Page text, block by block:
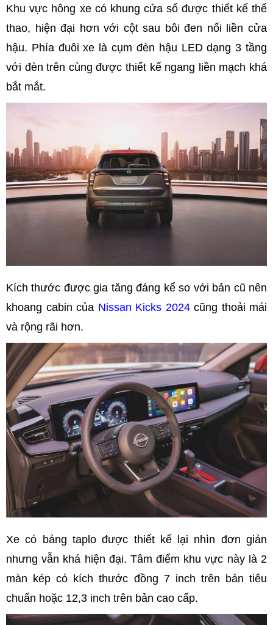
Khu vực hông xe có khung cửa sổ được thiết kế thể
thao, hiện đại hơn với cột sau bôi đen nối liền cửa
hậu. Phía đuôi xe là cụm đèn hậu LED dạng 3 tầng
với đèn trên cùng được thiết kế ngang liền mạch khá
bắt mắt.
Kích thước được gia tăng đáng kể so với bản cũ nên
khoang cabin của Nissan Kicks 2024cũng thoải mái
và rộng rãi hơn.
Xe có bảng taplo được thiết kế lại nhìn đơn giản
nhưng vẫn khá hiện đại. Tâm điểm khu vực này là 2
màn kép có kích thước đồng 7 inch trên bản tiêu
chuẩn hoặc 12,3 inch trên bản cao cấp.